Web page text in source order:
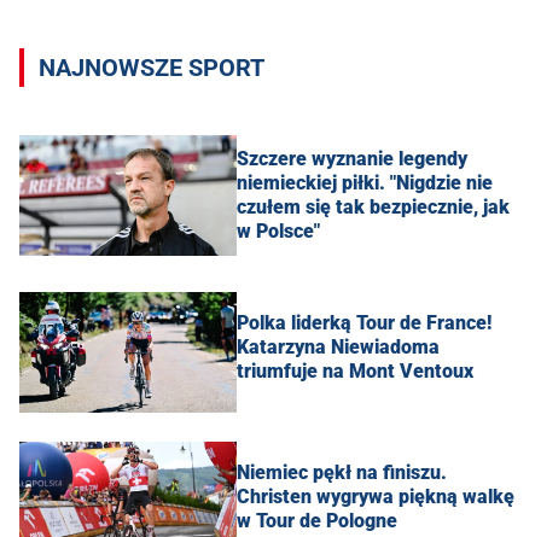
NAJNOWSZE SPORT
Szczere wyznanie legendy
niemieckiej piłki. "Nigdzie nie
czułem się tak bezpiecznie, jak
w Polsce"
Polka liderką Tour de France!
Katarzyna Niewiadoma
triumfuje na Mont Ventoux
Niemiec pękł na finiszu.
Christen wygrywa piękną walkę
w Tour de Pologne